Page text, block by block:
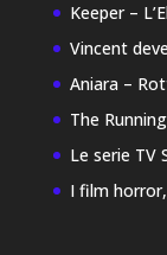
Keeper –
Vincent
Aniara –
The
Le serie TV
I film